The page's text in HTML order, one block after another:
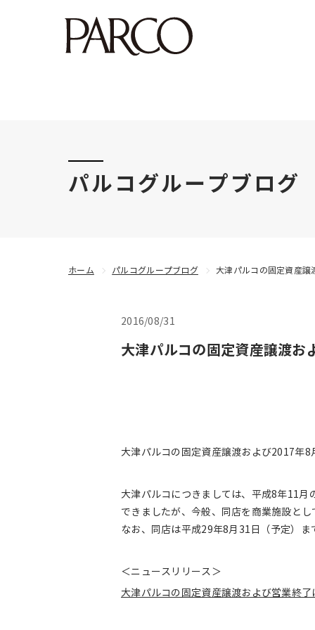
このたびの令和8年熊本地震により被害にあわれ
パルコグループブログ
2016/08/31
大津パルコの固定資産譲渡お
大津パルコの固定資産譲渡および2017年
大津パルコにつきましては、平成8年11
できましたが、今般、同店を商業施設と
なお、同店は平成29年8月31日（予定）
＜ニュースリリース＞
大津パルコの固定資産譲渡および営業終了
ホーム パルコグループブログ 大津パルコの固定資産譲